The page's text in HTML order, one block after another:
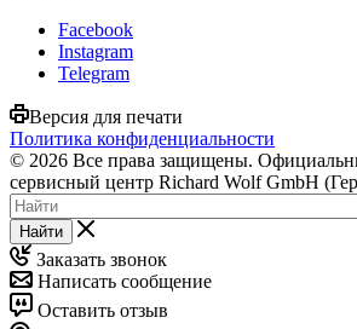
Facebook
Instagram
Telegram
Версия для печати
Политика конфиденциальности
© 2026 Все права защищены.
сервисный центр Richard Wolf GmbH
Найти
Заказать звонок
Написать сообщение
Оставить отзыв